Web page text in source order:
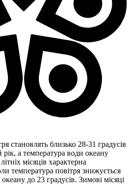
становлять близько 28-31 градусів
а температура води океану
місяців характерна
температура повітря знижується
до 23 градусів. Зимові місяці